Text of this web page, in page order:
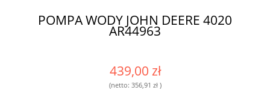
POMPA WODY JOHN DEERE 4020
AR44963
439,00 zł
(netto: 356,91 zł)